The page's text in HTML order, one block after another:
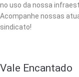
no uso da nossa
Acompanhe nossas
sindicato!
Vale Encantado